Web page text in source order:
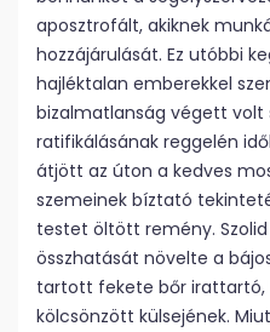
aposztrofált, akiknek
hozzájárulását. Ez utóbbi
hajléktalan emberekkel
bizalmatlanság végett volt
ratifikálásának reggelén
átjött az úton a kedves
szemeinek bíztató
testet öltött remény.
összhatását növelte a
tartott fekete bőr irattartó,
kölcsönzött külsejének.